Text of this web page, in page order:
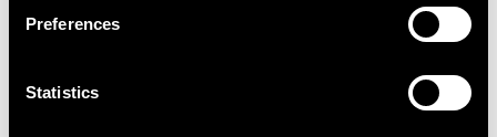
Preferences
Statistics